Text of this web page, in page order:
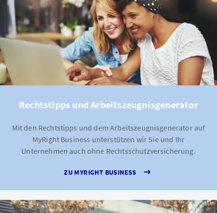
Rechtstipps und Arbeitszeugnisgenerator
Mit den Rechtstipps und dem Arbeitszeugnisgenerator auf
MyRight Business unterstützen wir Sie und Ihr
Unternehmen auch ohne Rechtsschutzversicherung.
ZU MYRIGHT BUSINESS